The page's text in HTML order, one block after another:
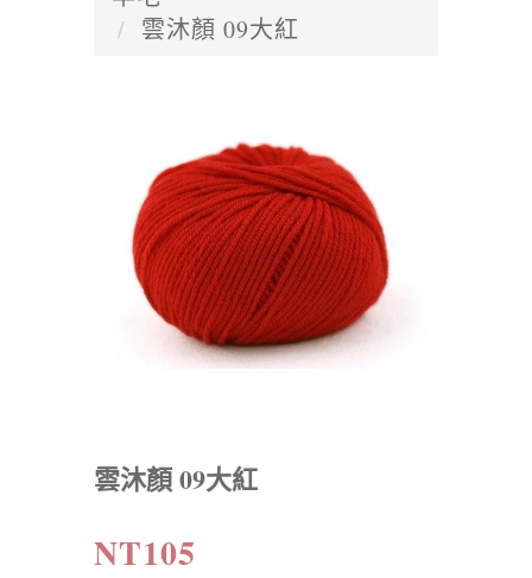
雲沐顏 09大紅
雲沐顏 09大紅
NT105